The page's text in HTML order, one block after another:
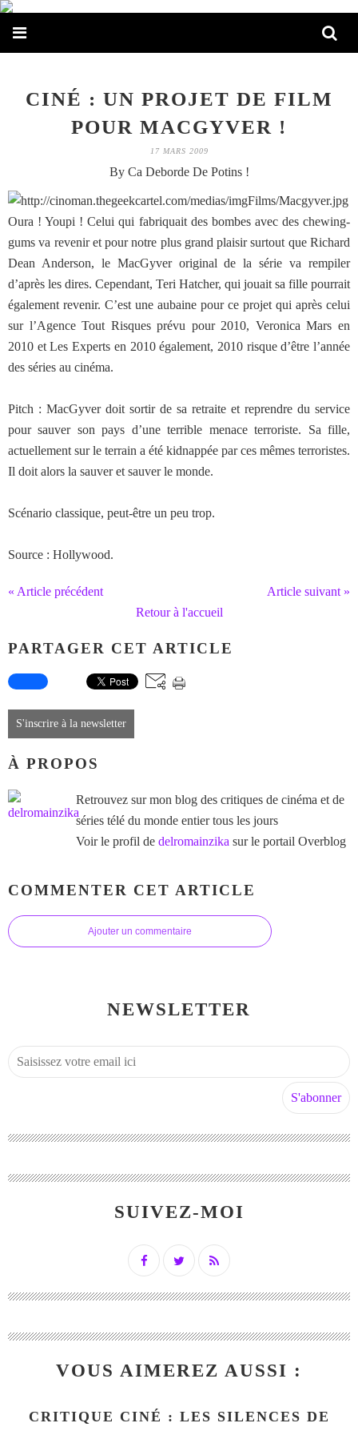
CINÉ : UN PROJET DE FILM
POUR MACGYVER !
17 MARS 2009
By Ca Deborde De Potins !
Oura ! Youpi ! Celui qui fabriquait des bombes avec des chewing-
gums va revenir et pour notre plus grand plaisir surtout que Richard
Dean Anderson, le MacGyver original de la série va rempiler
d’après les dires. Cependant, Teri Hatcher, qui jouait sa fille pourrait
également revenir. C’est une aubaine pour ce projet qui après celui
sur l’Agence Tout Risques prévu pour 2010, Veronica Mars en
2010 et Les Experts en 2010 également, 2010 risque d’être l’année
des séries au cinéma.
Pitch : MacGyver doit sortir de sa retraite et reprendre du service
pour sauver son pays d’une terrible menace terroriste. Sa fille,
actuellement sur le terrain a été kidnappée par ces mêmes terroristes.
Il doit alors la sauver et sauver le monde.
Scénario classique, peut-être un peu trop.
Source : Hollywood.
« Article précédent
Article suivant »
Retour à l'accueil
PARTAGER CET ARTICLE
S'inscrire à la newsletter
À PROPOS
Retrouvez sur mon blog des critiques de cinéma et de
séries télé du monde entier tous les jours
Voir le profil de delromainzika sur le portail Overblog
COMMENTER CET ARTICLE
Ajouter un commentaire
NEWSLETTER
SUIVEZ-MOI
VOUS AIMEREZ AUSSI :
CRITIQUE CINÉ : LES SILENCES DE